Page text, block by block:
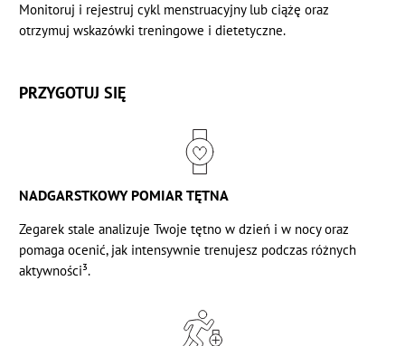
Monitoruj i rejestruj cykl menstruacyjny lub ciążę oraz
otrzymuj wskazówki treningowe i dietetyczne.
PRZYGOTUJ SIĘ
NADGARSTKOWY POMIAR TĘTNA
Zegarek stale analizuje Twojetętno w dzień i w nocy oraz
pomaga ocenić, jak intensywnie trenujesz podczas różnych
aktywności³.